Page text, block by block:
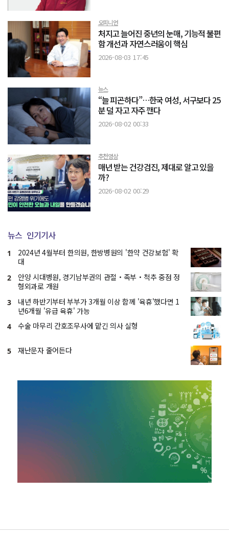
오피니언
처지고 늘어진 중년의 눈매, 기능적 불편
함 개선과 자연스러움이 핵심
2026-08-03 17:45
뉴스
“늘 피곤하다”…한국 여성, 서구보다 25
분 덜 자고 자주 깬다
2026-08-02 00:33
추천영상
매년 받는 건강검진, 제대로 알고 있을
까?
2026-08-02 00:29
뉴스 인기기사
1
2024년 4월부터 한의원, 한방병원의 '한약 건강보험' 확
대
2
안양 시대병원, 경기남부권의 관절・족부・척추 중점 정
형외과로 개원
3
내년 하반기부터 부부가 3개월 이상 함께 '육휴'했다면 1
년6개월 '유급 육휴' 가능
4 수술 마무리 간호조무사에 맡긴 의사 실형
5 재난문자 줄어든다